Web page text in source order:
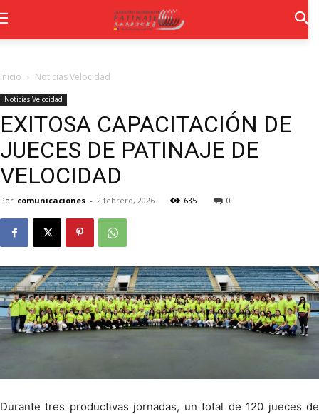
Inicio Noticias Velocidad
Noticias Velocidad
EXITOSA CAPACITACIÓN DE
JUECES DE PATINAJE DE
VELOCIDAD
Por comunicaciones - 2 febrero, 2026 635 0
Durante tres productivas jornadas, un total de 120 jueces de